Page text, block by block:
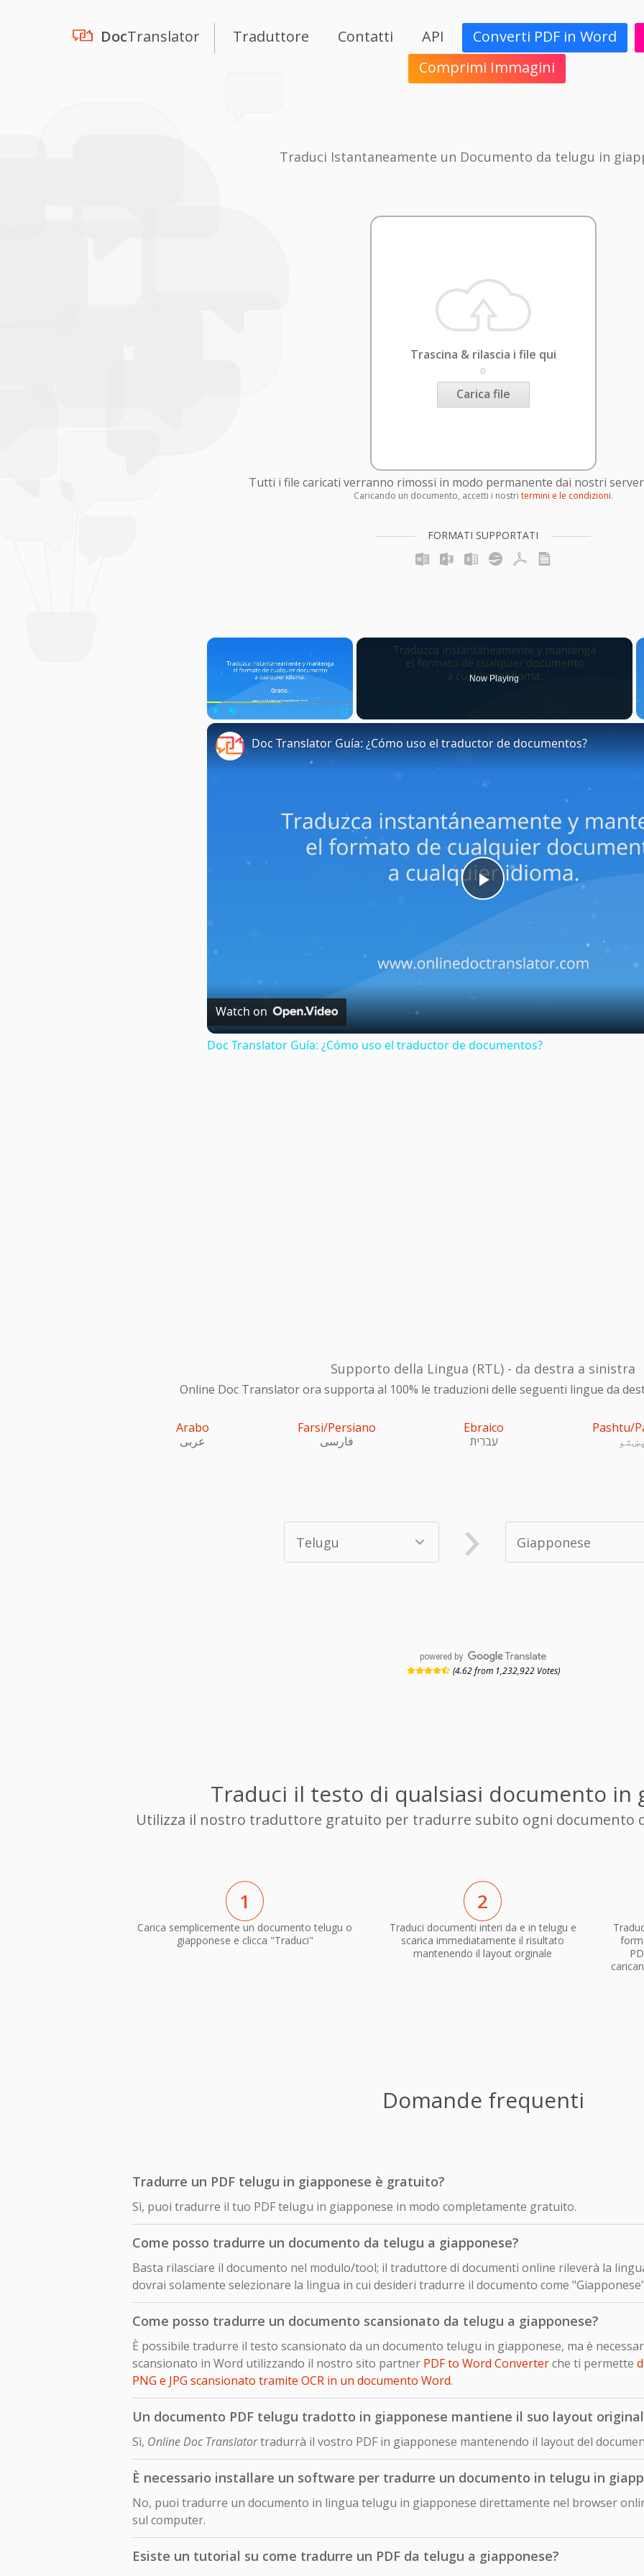
DocTranslator Traduttore Contatti API
Converti PDF in Word
Comprimi Immagini
Traduci Istantaneamente un Documento da telugu in
Trascina & rilascia i file qui
o
Carica file
Tutti i file caricati verranno rimossi in modo permanente dai nostri
Caricando un documento, accetti i nostri termini e le condizioni.
FORMATI SUPPORTATI
×
Now Playing
Play
Doc Translator Guía: ¿Cómo uso el traductor de documentos?
Watch on
Doc Translator Guía: ¿Cómo uso el traductor de documentos?
Supporto della Lingua (RTL) - da destra a sinistra
Online Doc Translator ora supporta al 100% le traduzioni delle seguenti lingue da
Arabo
عربى
Farsi/Persiano
فارسی
Ebraico
עִברִית
Pashtu/
powered by
(4.62 from 1,232,922 Votes)
Traduci il testo di qualsiasi documento in
Utilizza il nostro traduttore gratuito per tradurre subito ogni documento
1
Carica semplicemente un documento telugu o
giapponese e clicca "Traduci"
2
Traduci documenti interi da e in telugu e
scarica immediatamente il risultato
mantenendo il layout orginale
Domande frequenti
Tradurre un PDF telugu in giapponese è gratuito?
Sì, puoi tradurre il tuo PDF telugu in giapponese in modo completamente gratuito.
Come posso tradurre un documento da telugu a giapponese?
Basta rilasciare il documento nel modulo/tool; il traduttore di documenti online rileverà la
dovrai solamente selezionare la lingua in cui desideri tradurre il documento come
Come posso tradurre un documento scansionato da telugu a giapponese?
È possibile tradurre il testo scansionato da un documento telugu in giapponese, ma è
scansionato in Word utilizzando il nostro sito partner PDF to Word Converterche ti permette
PNG e JPG scansionato tramite OCR in un documento Word.
Un documento PDF telugu tradotto in giapponese mantiene il suo layout
Sì, Online Doc Translatortradurrà il vostro PDF in giapponese mantenendo il layout del
È necessario installare un software per tradurre un documento in telugu in
No, puoi tradurre un documento in lingua telugu in giapponese direttamente nel browser
sul computer.
Esiste un tutorial su come tradurre un PDF da telugu a giapponese?